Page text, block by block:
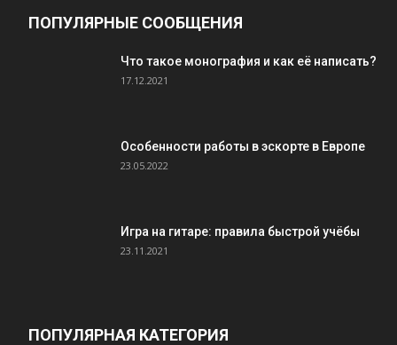
ПОПУЛЯРНЫЕ СООБЩЕНИЯ
Что такое монография и как её написать?
17.12.2021
Особенности работы в эскорте в Европе
23.05.2022
Игра на гитаре: правила быстрой учёбы
23.11.2021
ПОПУЛЯРНАЯ КАТЕГОРИЯ